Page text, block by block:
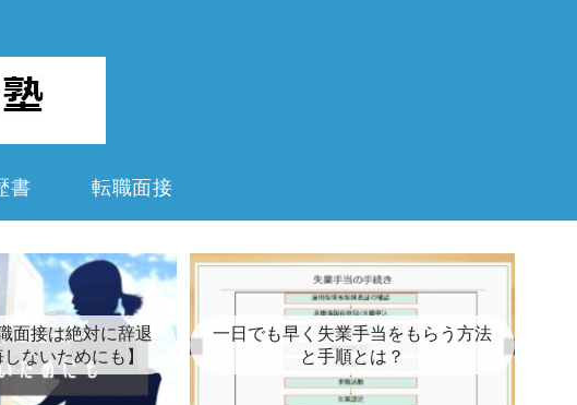
書 転職面接
面接は絶対に辞退
ないためにも】
一日でも早く失業手当をもらう方法
と手順とは？